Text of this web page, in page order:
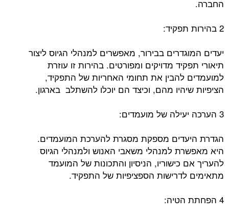
החברה.
2 בהירות תפקיד:
יעדים המוגדרים בבירור, מאפשרים למנהלי הגיוס ליצור
תיאורי תפקיד מדויקים ומפורטים. בהירות זו עוזרת
למועמדים להבין את תחומי האחריות של התפקיד,
הציפיות שיהיו מהם, וכיצד הם יוכלו להשתלב בארגון.
3 הערכה יעילה של מועמדים:
הגדרת היעדים מספקת מסגרת להערכת המועמדים.
היא מאפשרת למנהלי משאבי האנוש ולמנהלי הגיוס
להעריך אם כישוריו, הניסיון והתכונות של המועמד
מתאימים לדרישות הספציפיות של התפקיד.
4 הפחתת הטיה: